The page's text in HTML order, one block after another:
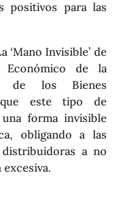
positivos para las
‘Mano Invisible’ de
de la
de los Bienes
que este tipo de
forma invisible
obligando a las
a no